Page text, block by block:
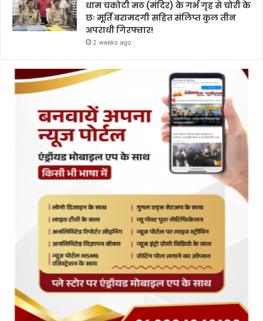
धाम चकोटी मठ (मंदिर) के गर्भ गृह से चोरी के
छः मूर्ति बरामदगी सहित संलिप्त कुल तीन
अपराधी गिरफ्तार!
2 weeks ago